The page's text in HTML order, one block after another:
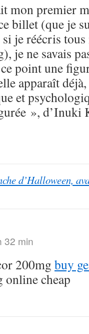
mon premier
billet (que je
je réécris
je ne savais
point une
apparaît
et
», d’Inuki
d’Halloween,
32 min
200mg buy
cheap